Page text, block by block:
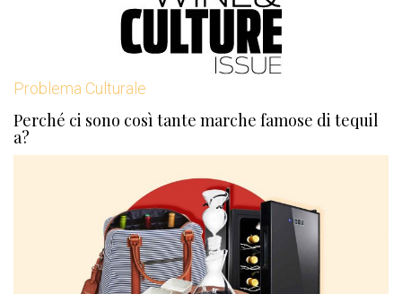
Problema Culturale
Perché ci sono così tante marche famose di tequil
a?